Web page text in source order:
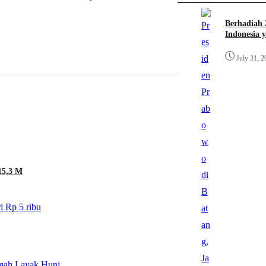
M
Berhadiah
Indonesia
July 31,